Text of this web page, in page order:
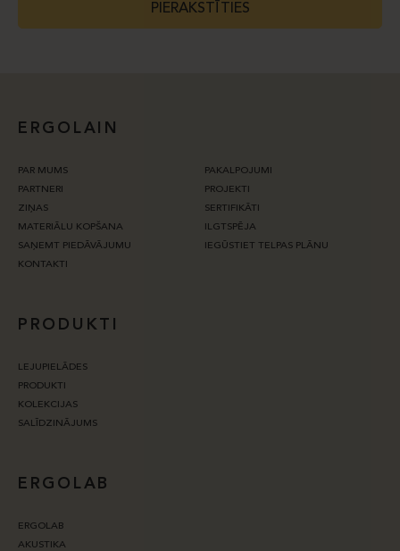
PIERAKSTĪTIES
ERGOLAIN
PAR MUMS
PAKALPOJUMI
PARTNERI
PROJEKTI
ZIŅAS
SERTIFIKĀTI
MATERIĀLU KOPŠANA
ILGTSPĒJA
SAŅEMT PIEDĀVĀJUMU
IEGŪSTIET TELPAS PLĀNU
KONTAKTI
PRODUKTI
LEJUPIELĀDES
PRODUKTI
KOLEKCIJAS
SALĪDZINĀJUMS
ERGOLAB
ERGOLAB
AKUSTIKA